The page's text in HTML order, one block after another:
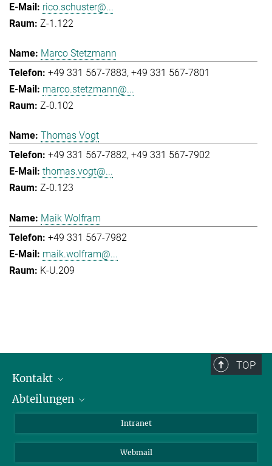
rico.schuster@...
Z-1.122
Marco Stetzmann
+49 331 567-7883 +49 331 567-7801
marco.stetzmann@...
Z-0.102
Thomas Vogt
+49 331 567-7882 +49 331 567-7902
thomas.vogt@...
Z-0.123
Maik Wolfram
+49 331 567-7982
maik.wolfram@...
K-U.209
TOP
Kontakt
Mitarbeiterverzeichnis
Abteilungen
Kolloidchemie
Intranet
Webmail